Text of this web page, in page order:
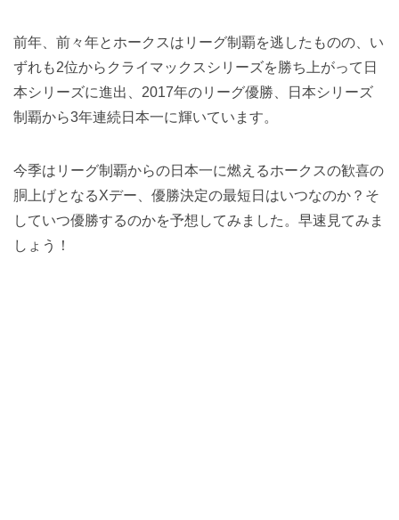
前年、前々年とホークスはリーグ制覇を逃したものの、い
ずれも2位からクライマックスシリーズを勝ち上がって日
本シリーズに進出、2017年のリーグ優勝、日本シリーズ
制覇から3年連続日本一に輝いています。
今季はリーグ制覇からの日本一に燃えるホークスの歓喜の
胴上げとなるXデー、優勝決定の最短日はいつなのか？そ
していつ優勝するのかを予想してみました。早速見てみま
しょう！